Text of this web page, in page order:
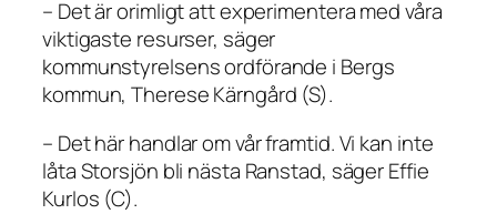
– Det är orimligt att experimentera med våra
viktigaste resurser, säger
kommunstyrelsens ordförande i Bergs
kommun, Therese Kärngård (S).
– Det här handlar om vår framtid. Vi kan inte
låta Storsjön bli nästa Ranstad, säger Effie
Kurlos (C).